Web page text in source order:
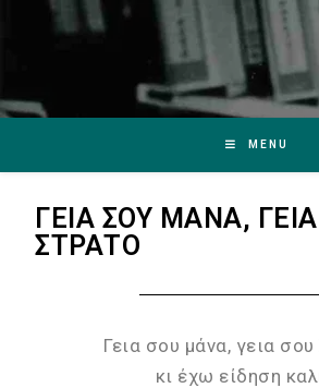
MENU
ΓΕΙΑ ΣΟΥ ΜΑΝΑ,
ΣΤΡΑΤO
Γεια σου μάνα, γεια
κι έχω είδηση